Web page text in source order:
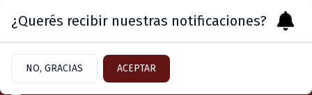
Viernes 7 de Agosto
¿Querés recibir nuestras notificaciones?
NO, GRACIAS ACEPTAR